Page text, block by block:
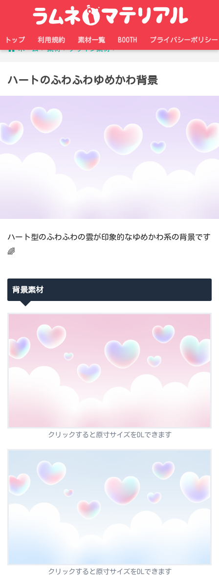
トップ 利用規約 素材一覧 BOOTH
プライバシーポリシー
ホーム
素材 デザイン素材
ハートのふわふわゆめかわ背景
ハート型のふわふわの雲が印象的なゆめかわ系の背景です
🌈
背景素材
クリックすると原寸サイズをDLできます
クリックすると原寸サイズをDLできます